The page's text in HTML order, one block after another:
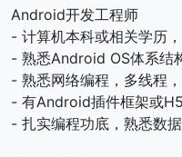
Android开发工程师
- 计算机本科或相关学历
- 熟悉Android OS体系结
- 熟悉网络编程，多线程
- 有Android插件框架或
- 扎实编程功底，熟悉数